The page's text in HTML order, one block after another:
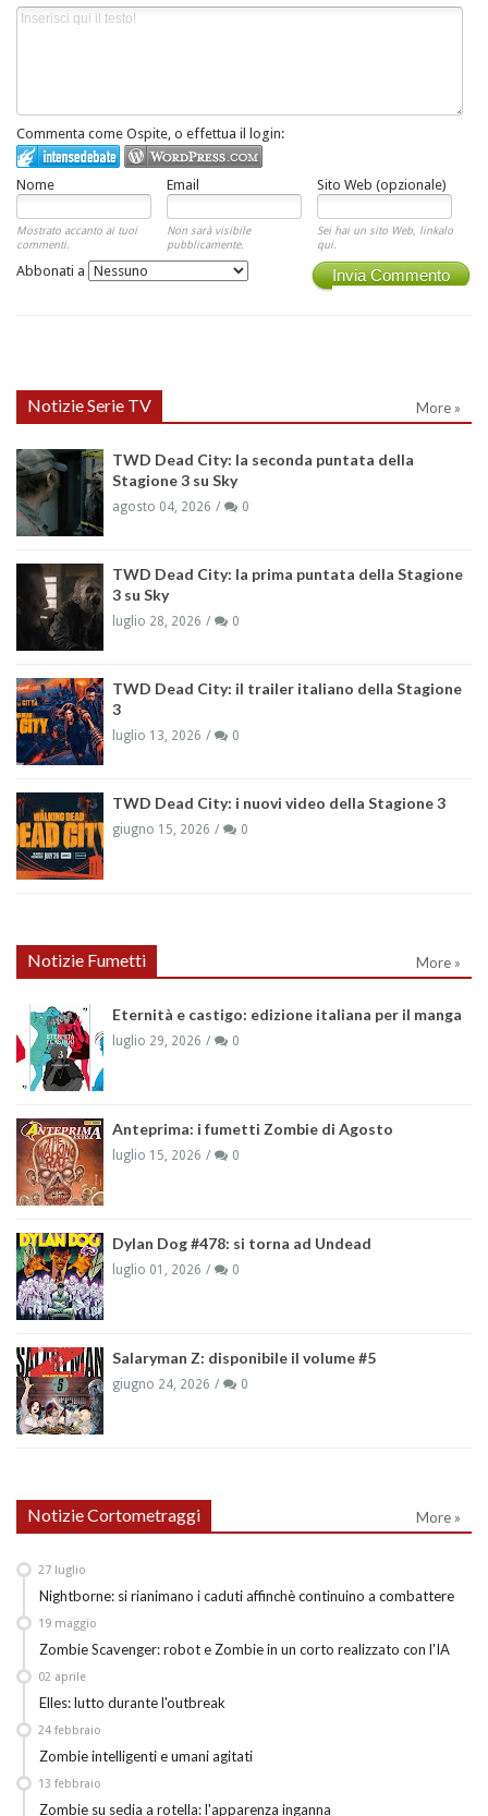
Commenta come Ospite, o effettua il login:
Nome Email Sito Web (opzionale)
Mostrato accanto ai tuoi
commenti.
Non sarà visibile
pubblicamente.
Sei hai un sito Web, linkalo
qui.
Invia Commento
Abbonati a
Notizie Serie TV More »
TWD Dead City: la seconda puntata della
Stagione 3 su Sky
agosto 04, 2026 0
TWD Dead City: la prima puntata della Stagione
3 su Sky
luglio 28, 2026 0
TWD Dead City: il trailer italiano della Stagione
3
luglio 13, 2026 0
TWD Dead City: i nuovi video della Stagione 3
giugno 15, 2026 0
Notizie Fumetti More »
Eternità e castigo: edizione italiana per il manga
luglio 29, 2026 0
Anteprima: i fumetti Zombie di Agosto
luglio 15, 2026 0
Dylan Dog #478: si torna ad Undead
luglio 01, 2026 0
Salaryman Z: disponibile il volume #5
giugno 24, 2026 0
Notizie Cortometraggi More »
Nightborne: si rianimano i caduti affinchè continuino a combattere
27 luglio
Zombie Scavenger: robot e Zombie in un corto realizzato con l'IA
19 maggio
Elles: lutto durante l'outbreak
02 aprile
Zombie intelligenti e umani agitati
24 febbraio
Zombie su sedia a rotella: l'apparenza inganna
13 febbraio